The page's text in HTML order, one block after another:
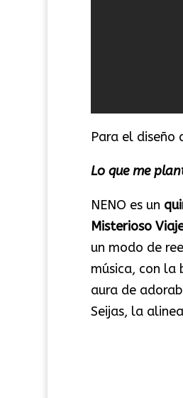
Para el diseño
Lo que me
NENO es un
Misterioso
un modo de
música, con la
aura de
Seijas, la